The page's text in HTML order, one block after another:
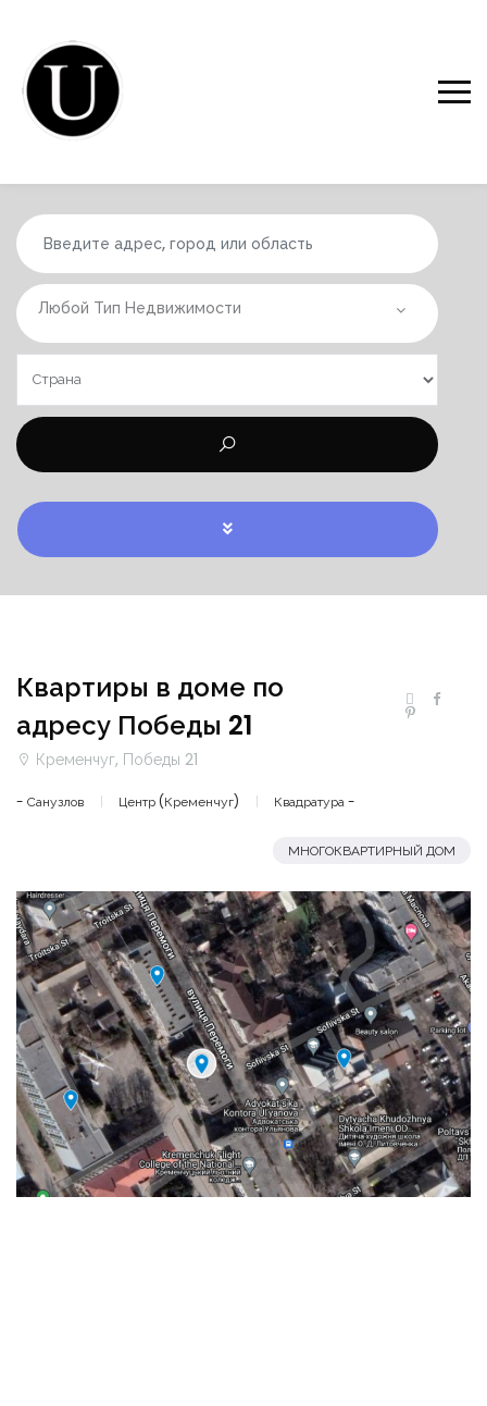
Любой Тип Недвижимости
Квартиры в доме по
адресу Победы 21
Кременчуг, Победы 21
- Санузлов Центр (Кременчуг) Квадратура -
МНОГОКВАРТИРНЫЙ ДОМ